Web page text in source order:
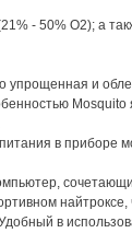
- 50% O2); а
упрощенная и
в приборе
в